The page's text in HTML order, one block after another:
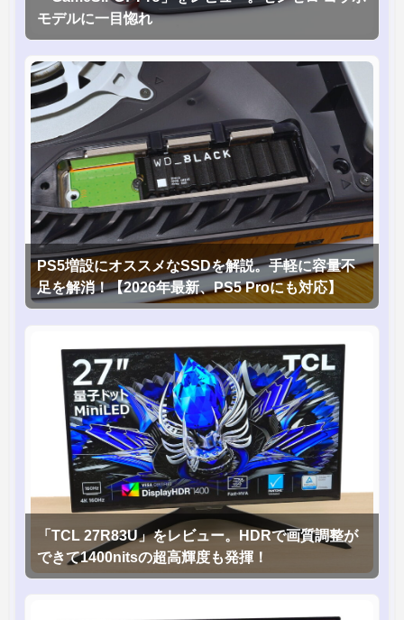
モデルに一目惚れ
PS5増設にオススメなSSDを解説。手軽に容量不
足を解消！【2026年最新、PS5 Proにも対応】
「TCL 27R83U」をレビュー。HDRで画質調整が
できて1400nitsの超高輝度も発揮！